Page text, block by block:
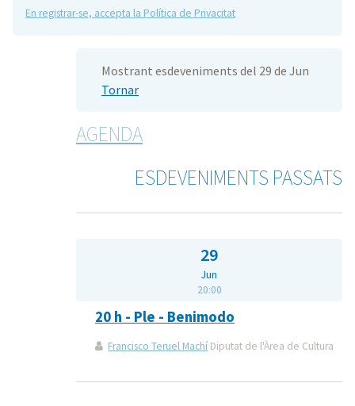
En registrar-se, accepta la Política de Privacitat
Mostrant esdeveniments del 29 de Jun
Tornar
AGENDA
ESDEVENIMENTS PASSATS
29
Jun
20:00
20 h - Ple - Benimodo
Francisco Teruel Machí Diputat de l'Àrea de Cultura